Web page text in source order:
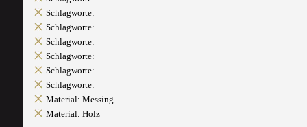
Schlagworte:
Schlagworte:
Schlagworte:
Schlagworte:
Schlagworte:
Schlagworte:
Material: Messing
Material: Holz